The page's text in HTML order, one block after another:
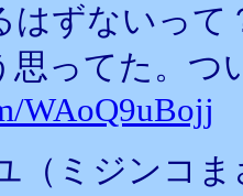
はずないって
思ってた。つ
WAoQ9uBojj
ミジンコま